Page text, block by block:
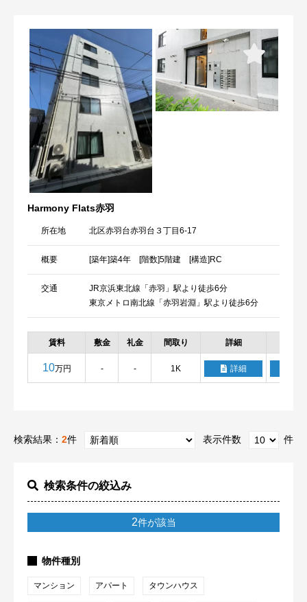
検索条件の絞込み
2件が該当
物件種別
マンション アパート タウンハウス
Harmony Flats赤羽
所在地 北区赤羽台赤羽台３丁目6-17
概要 [築年]築4年 [階数]5階建 [構造]RC
交通
JR京浜東北線「赤羽」駅より徒歩6分
東京メトロ南北線「赤羽岩淵」駅より徒歩6分
賃料 敷金 礼金 間取り 詳細
10万円 - - 1K 詳細
検索結果： 2件 表示件数 件